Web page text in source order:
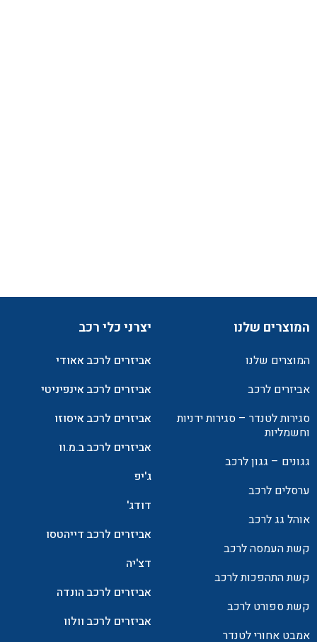
המוצרים שלנו
המוצרים שלנו
אביזרים לרכב
סגירות לטנדר – סגירות ידניות
וחשמליות
גגונים – גגון לרכב
ערסלים לרכב
אוהל גג לרכב
קשת העמסה לרכב
קשת התהפכות לרכב
קשת ספורט לרכב
אמבט אחורי לטנדר
יצרני כלי רכב
אביזרים לרכב אאודי
אביזרים לרכב אינפיניטי
אביזרים לרכב איסוזו
אביזרים לרכב ב.מ.וו
ג'יפ
דודג'
אביזרים לרכב דייהטסו
דצ'יה
אביזרים לרכב הונדה
אביזרים לרכב וולוו